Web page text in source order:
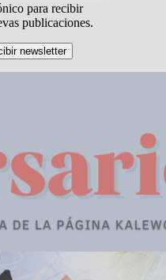
para recibir
publicaciones.
newsletter